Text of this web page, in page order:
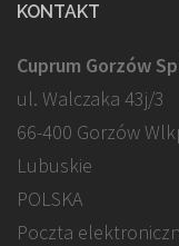
KONTAKT
Cuprum Gorzów
ul. Walczaka 43j/3
66-400 Gorzów
Lubuskie
POLSKA
Poczta